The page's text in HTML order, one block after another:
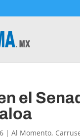
el
|Al Momento,